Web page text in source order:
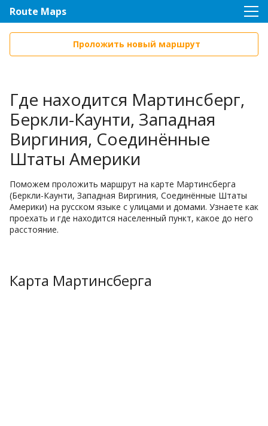
Route Maps
Проложить новый маршрут
Где находится Мартинсберг,
Беркли-Каунти, Западная
Виргиния, Соединённые
Штаты Америки
Поможем проложить маршрут на карте Мартинсберга
(Беркли-Каунти, Западная Виргиния, Соединённые Штаты
Америки) на русском языке с улицами и домами. Узнаете как
проехать и где находится населенный пункт, какое до него
расстояние.
Карта Мартинсберга